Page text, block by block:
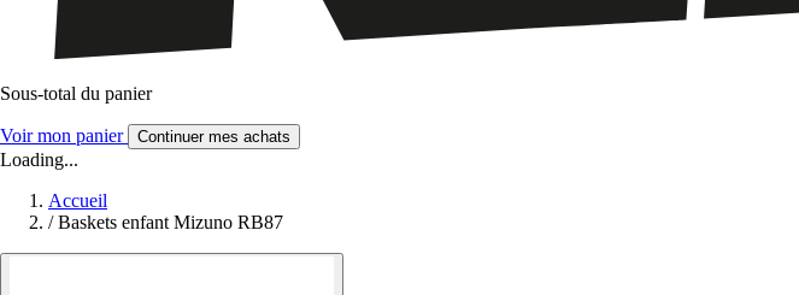
Sous-total du panier
Voir mon panier Continuer mes achats
Loading...
Accueil
/ Baskets enfant Mizuno RB87